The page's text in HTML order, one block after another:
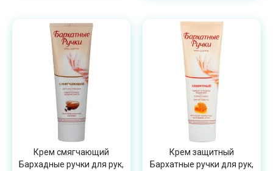
Крем смягчающий
Бархадные ручки для рук,
Крем защитный
Бархатные ручки для рук,